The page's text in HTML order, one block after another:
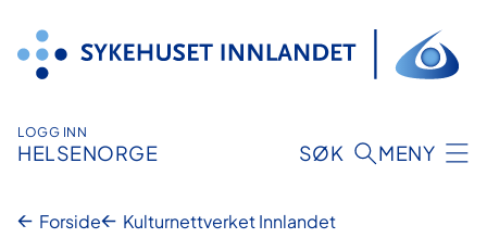
innhold
LOGG INN
HELSENORGE SØK MENY
Forside
Kulturnettverket Innlandet